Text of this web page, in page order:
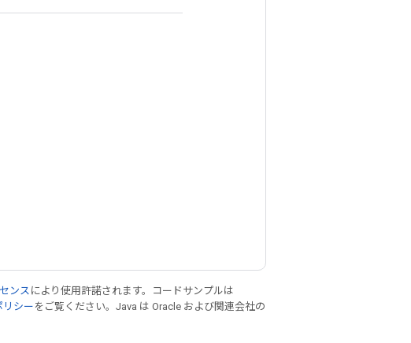
ンス により使用許諾されます。コードサンプルは
リシーをご覧ください。Java は Oracle および関連会社の